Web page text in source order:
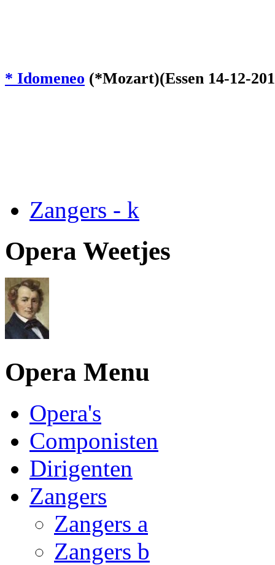
* Idomeneo (*Mozart)(Essen 14-12-
Zangers - k
Opera Weetjes
Opera Menu
Opera's
Componisten
Dirigenten
Zangers
Zangers a
Zangers b